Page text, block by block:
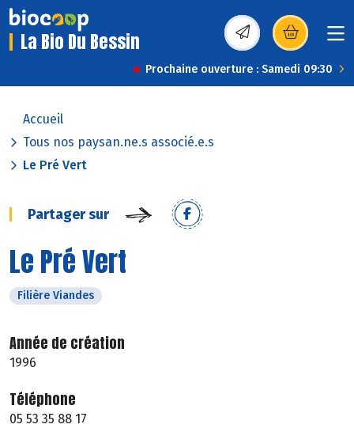
La Bio Du Bessin (s’ouvre dans une
Prochaine ouverture : Samedi 09:30
Accueil
Tous nos paysan.ne.s associé.e.s
Le Pré Vert
Partager sur
Le Pré Vert
Filière Viandes
Année de création
1996
Téléphone
05 53 35 88 17